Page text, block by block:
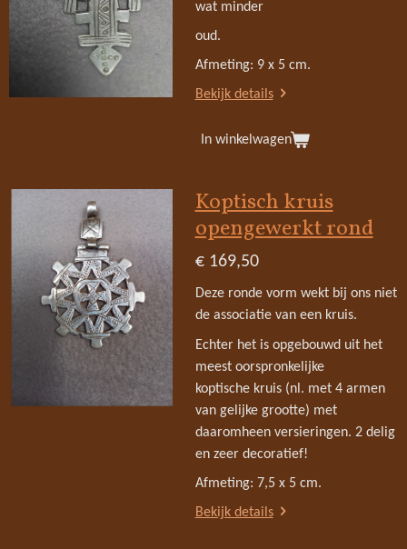
wat minder
oud.
Afmeting: 9 x 5 cm.
Bekijk details
In winkelwagen
Koptisch kruis
opengewerkt rond
€ 169,50
Deze ronde vorm wekt bij ons niet
de associatie van een kruis.
Echter het is opgebouwd uit het
meest oorspronkelijke
koptische kruis (nl. met 4 armen
van gelijke grootte) met
daaromheen versieringen. 2 delig
en zeer decoratief!
Afmeting: 7,5 x 5 cm.
Bekijk details